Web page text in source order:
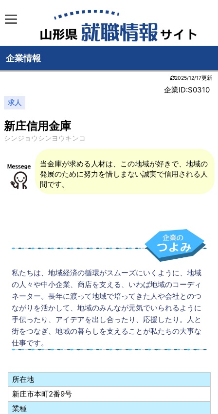
企業情報
2025/12/17更新
企業ID:S0310
求人
新庄信用金庫
シンジョウシンヨウキンコ
当金庫が求める人材は、この地域が好きで、地域の
発展のために努力を惜しまない誠実で信用される人
間です。
私たちは、地域経済の循環がスムーズにいくように、地域
の人々や中小企業、商店を支える、いわば地域のコーディ
ネーター。長年に渡って地域で培ってきた人や会社とのつ
ながりを活かして、地域のみんなが元気でいられるように
手伝ったり、アイデアを出し合ったり、応援したり。人と
街をつなぎ、地域の暮らしを支えることが私たちの大事な
仕事です。
所在地
新庄市本町2番9号
業種